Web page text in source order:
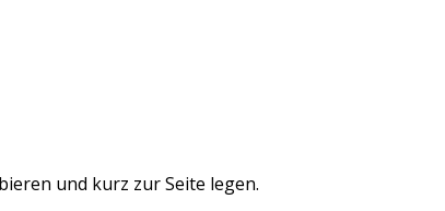
und kurz zur Seite legen.